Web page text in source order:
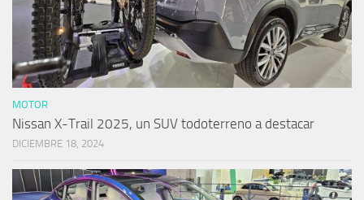
MOTOR
Nissan X-Trail 2025, un SUV todoterreno a destacar
DICIEMBRE 18, 2024